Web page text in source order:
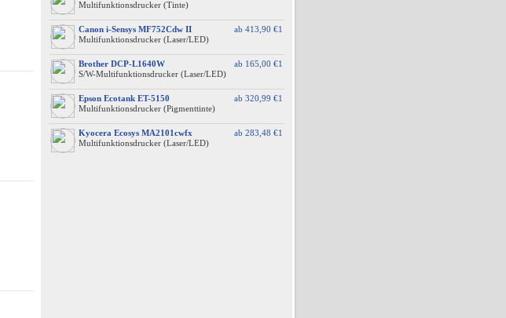
Multifunktionsdrucker (Tinte)
ab 413,90 €1
Canon i-Sensys MF752Cdw II
Multifunktionsdrucker (Laser/LED)
ab 165,00 €1
Brother DCP-L1640W
S/W-Multifunktionsdrucker (Laser/LED)
ab 320,99 €1
Epson Ecotank ET-5150
Multifunktionsdrucker (Pigmenttinte)
ab 283,48 €1
Kyocera Ecosys MA2101cwfx
Multifunktionsdrucker (Laser/LED)